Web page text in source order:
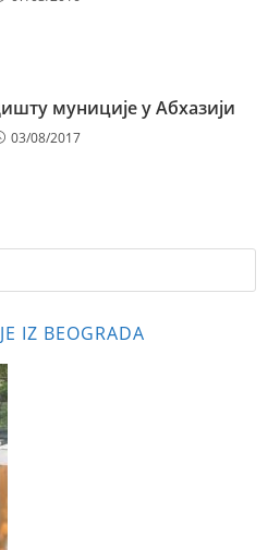
муниције у Абхазији
03/08/2017
IZ BEOGRADA